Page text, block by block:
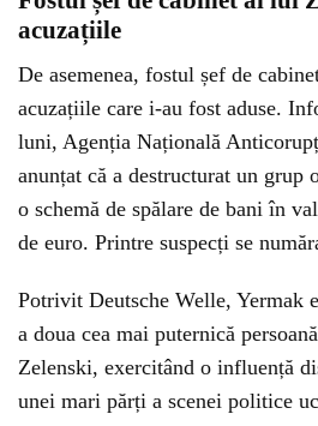
acuzațiile
De asemenea, fostul șef de
acuzațiile care i-au fost aduse.
luni, Agenția Națională
anunțat că a destructurat un
o schemă de spălare de bani în
de euro. Printre suspecți se
Potrivit Deutsche Welle, Yermak
a doua cea mai puternică
Zelenski, exercitând o influență
unei mari părți a scenei politice